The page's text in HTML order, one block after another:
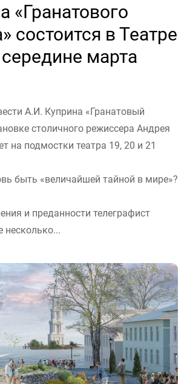
«Гранатового
состоится в Театре
марта
А.И. Куприна «Гранатовый
столичного режиссера Андрея
на подмостки театра 19, 20 и 21
быть «величайшей тайной в мире»?
и преданности телеграфист
несколько...